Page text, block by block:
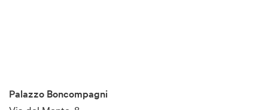
Palazzo Boncompagni